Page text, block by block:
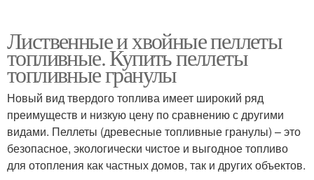
Лиственные и хвойные пеллеты
топливные. Купить пеллеты
топливные гранулы
Новый вид твердого топлива имеет широкий ряд
преимуществ и низкую цену по сравнению с другими
видами. Пеллеты (древесные топливные гранулы) – это
безопасное, экологически чистое и выгодное топливо
для отопления как частных домов, так и других объектов.